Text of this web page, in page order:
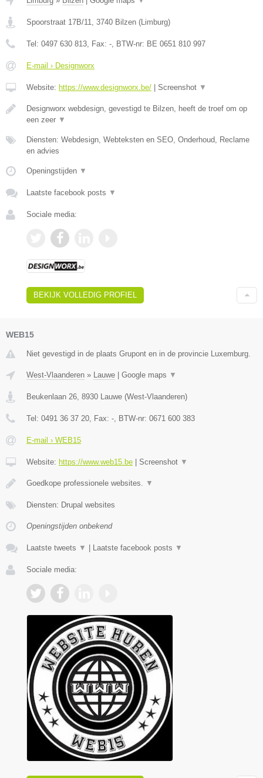
Spoorstraat 17B/11, 3740 Bilzen (Limburg)
Tel: 0497 630 813, Fax: -, BTW-nr: BE 0651 810 997
E-mail › Designworx
Website: https://www.designworx.be/ Screenshot ▼
Designworx webdesign, gevestigd te Bilzen, heeft de troef om op
een zeer ▼
Diensten: Webdesign, Webteksten en SEO, Onderhoud, Reclame
en advies
Openingstijden ▼
Laatste facebook posts ▼
Sociale media:
BEKIJK VOLLEDIG PROFIEL
WEB15
Niet gevestigd in de plaats Grupont en in de provincie Luxemburg.
West-Vlaanderen » Lauwe | Google maps ▼
Beukenlaan 26 8930 Lauwe (West-Vlaanderen)
Tel: 0491 36 37 20 , Fax: - , BTW-nr: 0671 600 383
E-mail › WEB15
Website: https://www.web15.be | Screenshot ▼
Goedkope professionele websites. ▼
Diensten: Drupal websites
Openingstijden onbekend
Laatste tweets ▼ | Laatste facebook posts ▼
Sociale media: